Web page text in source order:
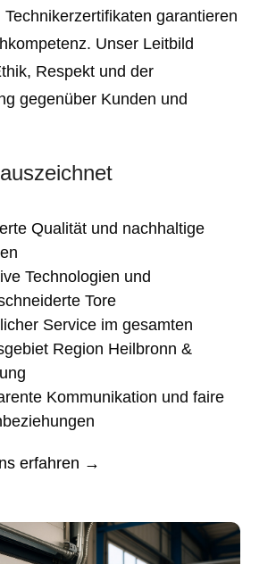
Technikerzertifikaten garantieren
Unser Leitbild
Respekt und der
gegenüber Kunden und
Qualität und nachhaltige
Technologien und
Tore
Service im gesamten
Region Heilbronn &
Kommunikation und faire
erfahren →